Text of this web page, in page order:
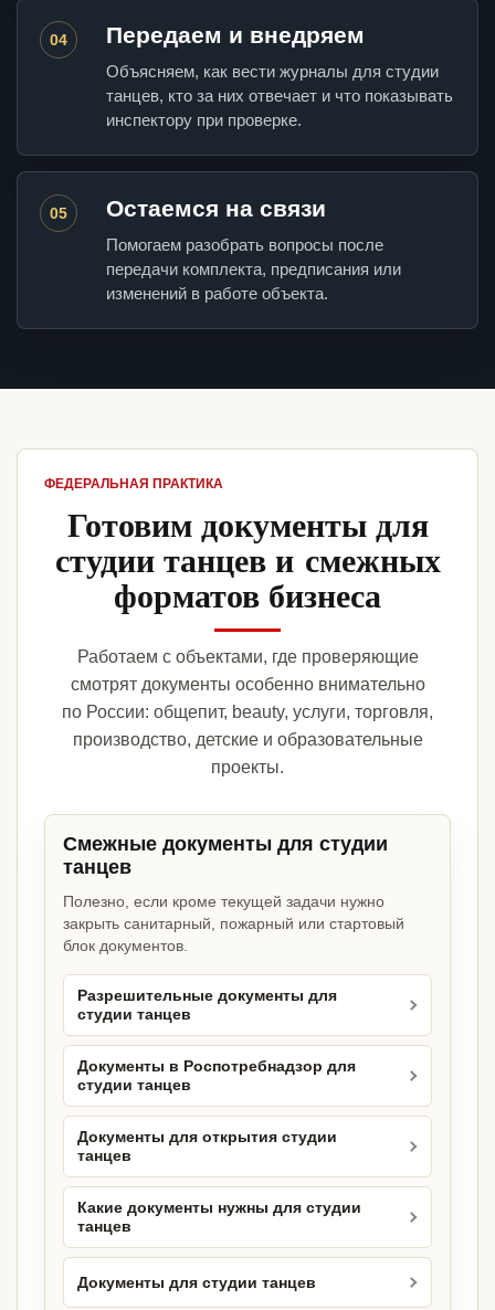
04 Передаем и внедряем
Объясняем, как вести журналы для студии
танцев, кто за них отвечает и что показывать
инспектору при проверке.
05 Остаемся на связи
Помогаем разобрать вопросы после
передачи комплекта, предписания или
изменений в работе объекта.
ФЕДЕРАЛЬНАЯ ПРАКТИКА
Готовим документы для
студии танцев и смежных
форматов бизнеса
Работаем с объектами, где проверяющие
смотрят документы особенно внимательно
по России: общепит, beauty, услуги, торговля,
производство, детские и образовательные
проекты.
Смежные документы для студии
танцев
Полезно, если кроме текущей задачи нужно
закрыть санитарный, пожарный или стартовый
блок документов.
Разрешительные документы для
студии танцев
Документы в Роспотребнадзор для
студии танцев
Документы для открытия студии
танцев
Какие документы нужны для студии
танцев
Документы для студии танцев